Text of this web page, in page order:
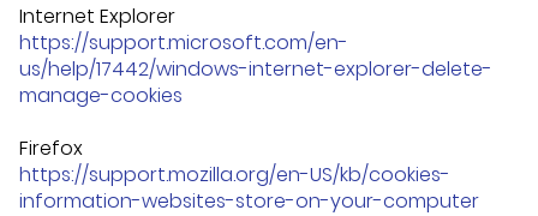
Internet Explorer
https://support.microsoft.com/en-
us/help/17442/windows-internet-explorer-delete-
manage-cookies
Firefox
https://support.mozilla.org/en-US/kb/cookies-
information-websites-store-on-your-computer